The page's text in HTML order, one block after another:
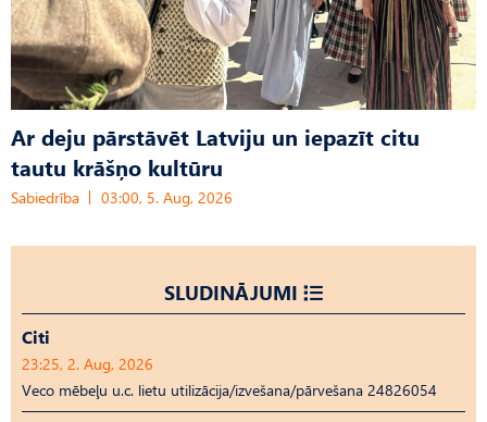
Ar deju pārstāvēt Latviju un iepazīt citu
tautu krāšņo kultūru
Sabiedrība 03:00, 5. Aug, 2026
SLUDINĀJUMI
Citi
23:25, 2. Aug, 2026
Veco mēbeļu u.c. lietu utilizācija/izvešana/pārvešana 24826054